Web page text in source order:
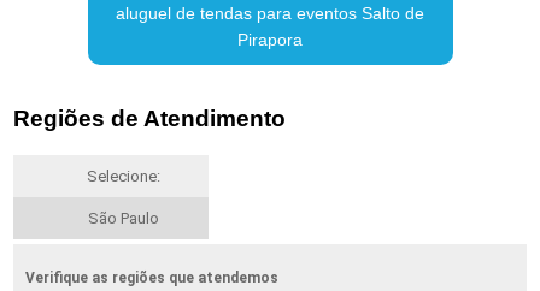
aluguel de tendas para eventos Salto de
Pirapora
Regiões de Atendimento
Selecione:
São Paulo
Verifique as regiões que atendemos